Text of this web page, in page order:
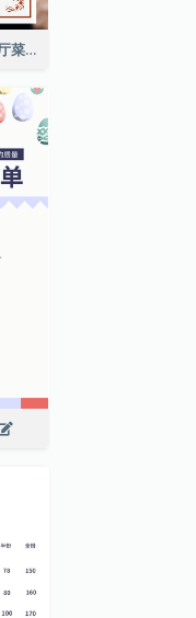
简单的红酒和美食酒店餐厅菜单